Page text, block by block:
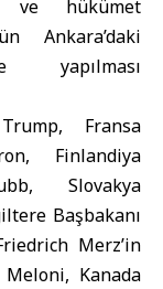
ve hükümet
Ankara’daki
yapılması
Fransa
Finlandiya
Slovakya
Başbakanı
Merz’in
Kanada